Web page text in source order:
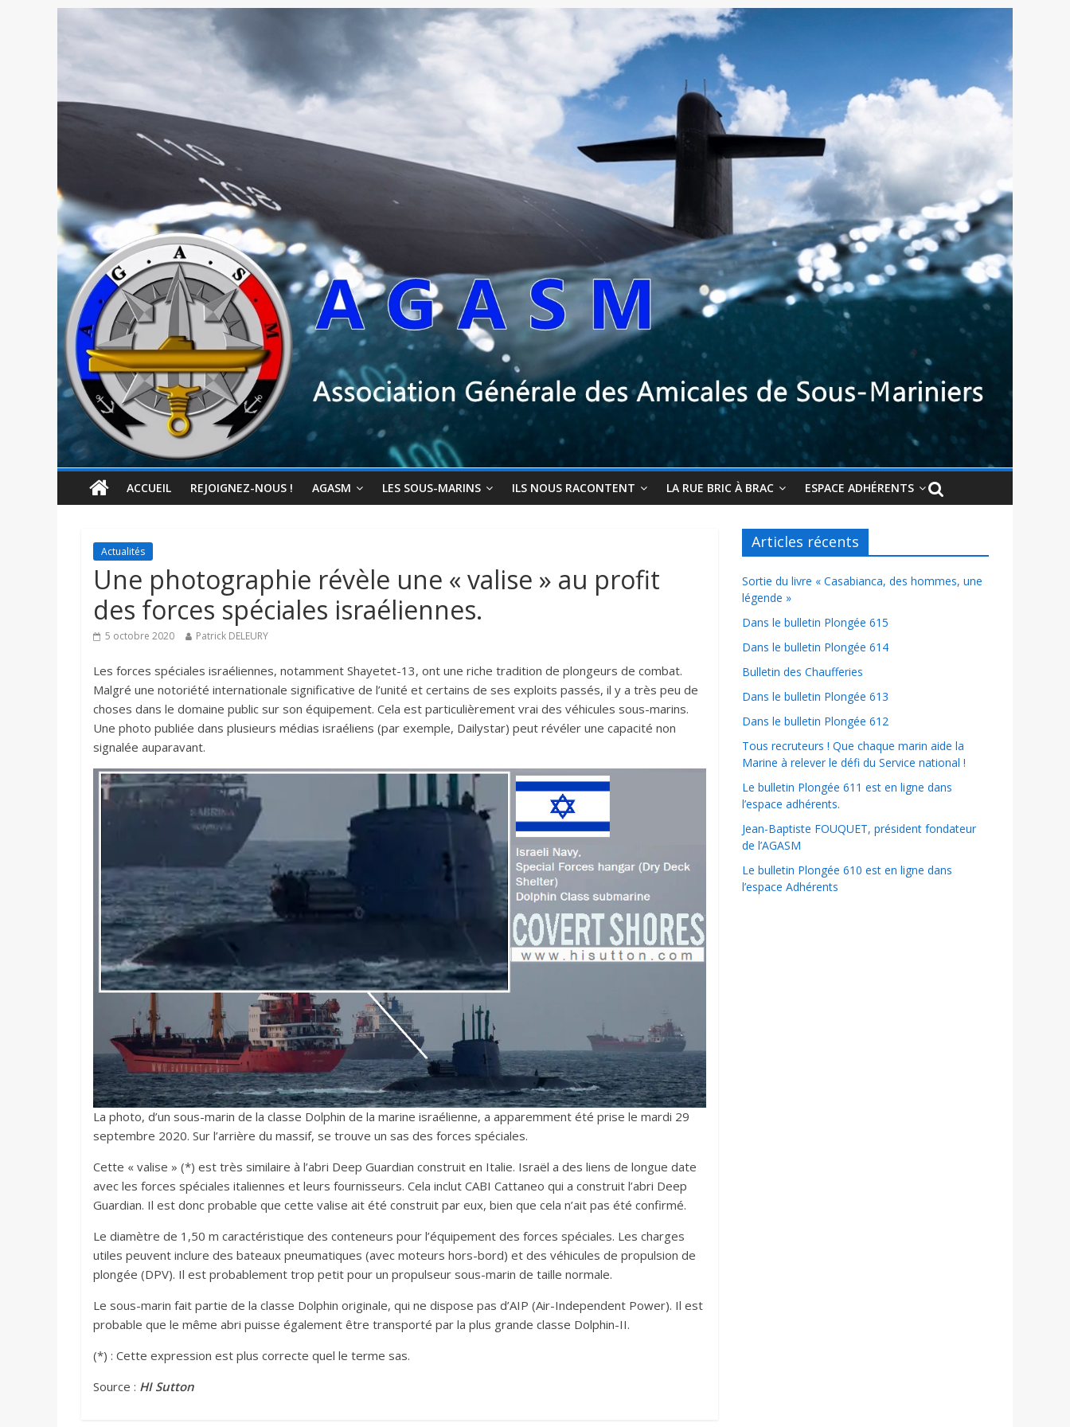
ACCUEIL REJOIGNEZ-NOUS ! AGASM LES SOUS-MARINS ILS NOUS RACONTENT LA RUE BRIC À BRAC ESPACE ADHÉRENTS
Actualités
Une photographie révèle une « valise » au profit
des forces spéciales israéliennes.
5 octobre 2020 Patrick DELEURY
Les forces spéciales israéliennes, notamment Shayetet-13, ont une riche tradition de plongeurs de combat.
Malgré une notoriété internationale significative de l’unité et certains de ses exploits passés, il y a très peu de
choses dans le domaine public sur son équipement. Cela est particulièrement vrai des véhicules sous-marins.
Une photo publiée dans plusieurs médias israéliens (par exemple, Dailystar) peut révéler une capacité non
signalée auparavant.
La photo, d’un sous-marin de la classe Dolphin de la marine israélienne, a apparemment été prise le mardi 29
septembre 2020. Sur l’arrière du massif, se trouve un sas des forces spéciales.
Cette « valise » (*) est très similaire à l’abri Deep Guardian construit en Italie. Israël a des liens de longue date
avec les forces spéciales italiennes et leurs fournisseurs. Cela inclut CABI Cattaneo qui a construit l’abri Deep
Guardian. Il est donc probable que cette valise ait été construit par eux, bien que cela n’ait pas été confirmé.
Le diamètre de 1,50 m caractéristique des conteneurs pour l’équipement des forces spéciales. Les charges
utiles peuvent inclure des bateaux pneumatiques (avec moteurs hors-bord) et des véhicules de propulsion de
plongée (DPV). Il est probablement trop petit pour un propulseur sous-marin de taille normale.
Le sous-marin fait partie de la classe Dolphin originale, qui ne dispose pas d’AIP (Air-Independent Power). Il est
probable que le même abri puisse également être transporté par la plus grande classe Dolphin-II.
(*) : Cette expression est plus correcte quel le terme sas.
Source : HI Sutton
Articles récents
Sortie du livre « Casabianca, des hommes, une
légende »
Dans le bulletin Plongée 615
Dans le bulletin Plongée 614
Bulletin des Chaufferies
Dans le bulletin Plongée 613
Dans le bulletin Plongée 612
Tous recruteurs ! Que chaque marin aide la
Marine à relever le défi du Service national !
Le bulletin Plongée 611 est en ligne dans
l’espace adhérents.
Jean-Baptiste FOUQUET, président fondateur
de l’AGASM
Le bulletin Plongée 610 est en ligne dans
l’espace Adhérents